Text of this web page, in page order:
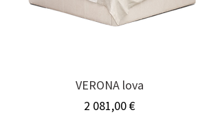
VERONA lova
Kaina
2 081,00 €